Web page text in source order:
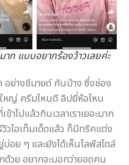
ก แบบอยากร้องว้าวเลยค่ะ
อย่างชีมายด์ กันบ้าง ซึ่งช่อง
หญ่ ครีมไหนดี ลิปยี่ห้อไหน
ไปแล้วกินเวลาเราเยอะมาก
วไอเท็มเด็ดแล้ว ก็มีทริคแต่ง
อย ๆ และยังได้เห็นไลฟ์สไตล์
ด้วย อยากจะบอกว่ายอดคน